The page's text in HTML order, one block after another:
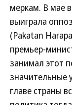
меркам. В мае
выиграла
(Pakatan
премьер-
занимал этот
значительные
главе страны